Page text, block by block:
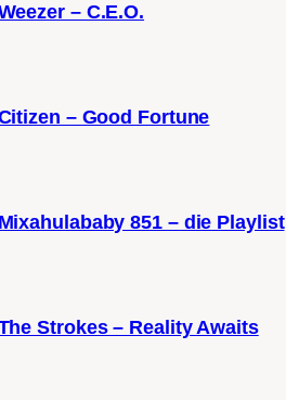
– C.E.O.
– Good Fortune
Mixahulababy 851 – die Playlist
Strokes – Reality Awaits